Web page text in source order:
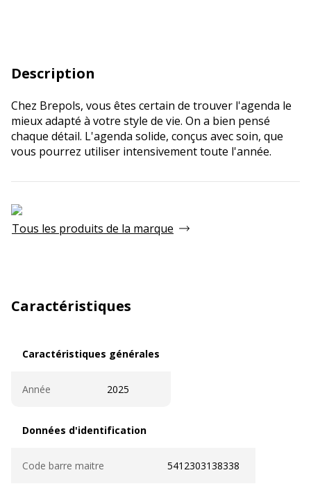
Description
Chez Brepols, vous êtes certain de trouver l'agenda le
mieux adapté à votre style de vie. On a bien pensé
chaque détail. L'agenda solide, conçus avec soin, que
vous pourrez utiliser intensivement toute l'année.
Tous les produits de la marque
Caractéristiques
Caractéristiques générales
Année 2025
Données d'identification
Code barre maitre 5412303138338